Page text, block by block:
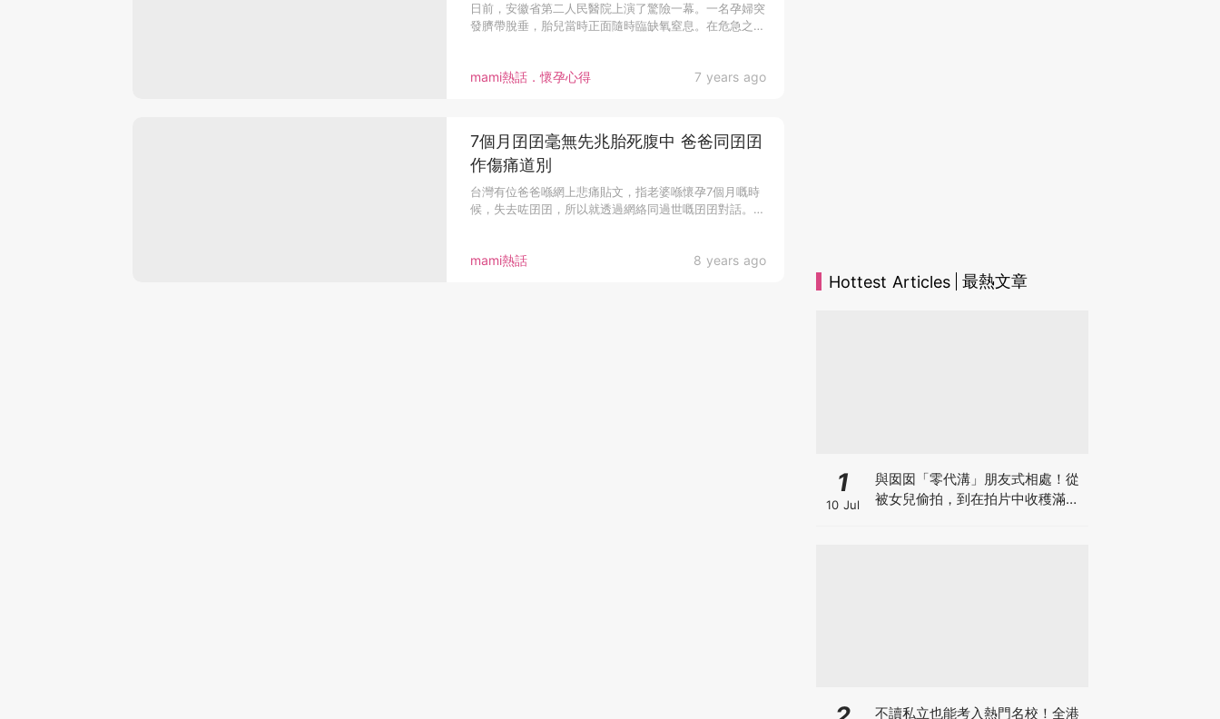
mami熱話．懷孕心得 7 years ago
日前，安徽省第二人民醫院上演了驚險一幕。一名孕婦突
發臍帶脫垂，胎兒當時正面隨時臨缺氧窒息。在危急之
mami熱話 8 years ago
7個月囝囝毫無先兆胎死腹中 爸爸同囝囝
作傷痛道別
台灣有位爸爸喺網上悲痛貼文，指老婆喺懷孕7個月嘅時
候，失去咗囝囝，所以就透過網絡同過世嘅囝囝對話。
Hottest Articles 最熱文章
1
10 Jul
與囡囡「零代溝」朋友式相處！從
被女兒偷拍，到在拍片中收穫滿足
不讀私立也能考入熱門名校！全港